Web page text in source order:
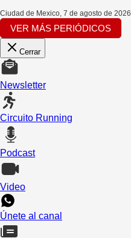
Ciudad de Mexico, 7 de agosto de 2026
VER MÁS PERIÓDICOS
Cerrar
Newsletter
Circuito Running
Podcast
Video
Únete al canal